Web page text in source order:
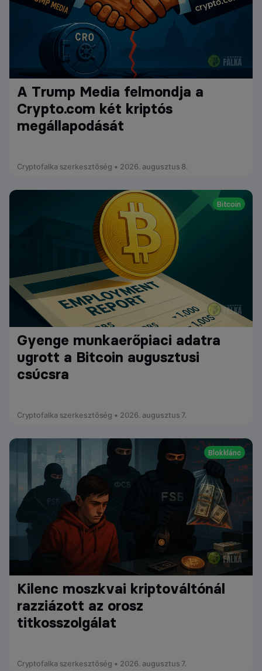
A Trump Media felmondja a
Crypto.com két kriptós
megállapodását
Cryptofalka szerkesztőség • 2026. augusztus 8.
Bitcoin
Gyenge munkaerőpiaci adatra
ugrott a Bitcoin augusztusi
csúcsra
Cryptofalka szerkesztőség • 2026. augusztus 7.
Blokklánc
Kilenc moszkvai kriptováltónál
razziázott az orosz
titkosszolgálat
Cryptofalka szerkesztőség • 2026. augusztus 7.